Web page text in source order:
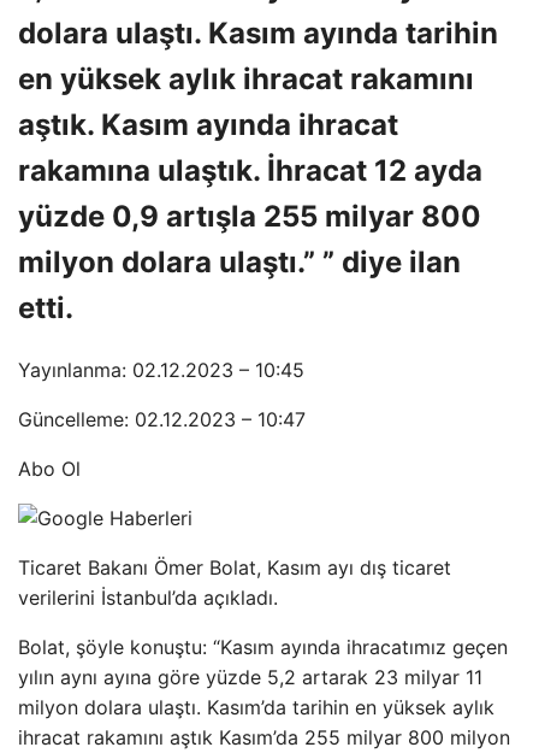
dolara ulaştı. Kasım ayında tarihin
en yüksek aylık ihracat rakamını
aştık. Kasım ayında ihracat
rakamına ulaştık. İhracat 12 ayda
yüzde 0,9 artışla 255 milyar 800
milyon dolara ulaştı.” ” diye ilan
etti.
Yayınlanma: 02.12.2023 – 10:45
Güncelleme: 02.12.2023 – 10:47
Abo Ol
Ticaret Bakanı Ömer Bolat, Kasım ayı dış ticaret
verilerini İstanbul’da açıkladı.
Bolat, şöyle konuştu: “Kasım ayında ihracatımız geçen
yılın aynı ayına göre yüzde 5,2 artarak 23 milyar 11
milyon dolara ulaştı. Kasım’da tarihin en yüksek aylık
ihracat rakamını aştık Kasım’da 255 milyar 800 milyon